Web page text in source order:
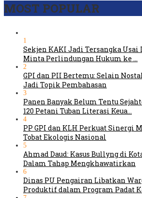
MOST POPULAR
1
Sekjen KAKI Jadi Tersangka Usai
Minta Perlindungan Hukum ke …
2
GPI dan PII Bertemu: Selain
Jadi Topik Pembahasan
3
Panen Banyak Belum Tentu
120 Petani Tuban Literasi Keua…
4
PP GPI dan KLH Perkuat Sinergi
Tobat Ekologis Nasional
5
Ahmad Daud: Kasus Bullyng di
Dalam Tahap Mengkhawatirkan
6
Dinas PU Pengairan Libatkan
Produktif dalam Program Padat